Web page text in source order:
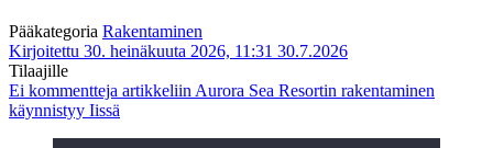
Pääkategoria Rakentaminen
Kirjoitettu 30. heinäkuuta 2026, 11:31 30.7.2026
Tilaajille
Ei kommentteja artikkeliin Aurora Sea Resortin rakentaminen
käynnistyy Iissä